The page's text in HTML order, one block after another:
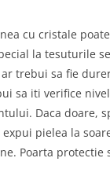
cu cristale
la tesuturile
trebui sa fie
sa iti verifice
Daca doare,
pielea la
Poarta protectie